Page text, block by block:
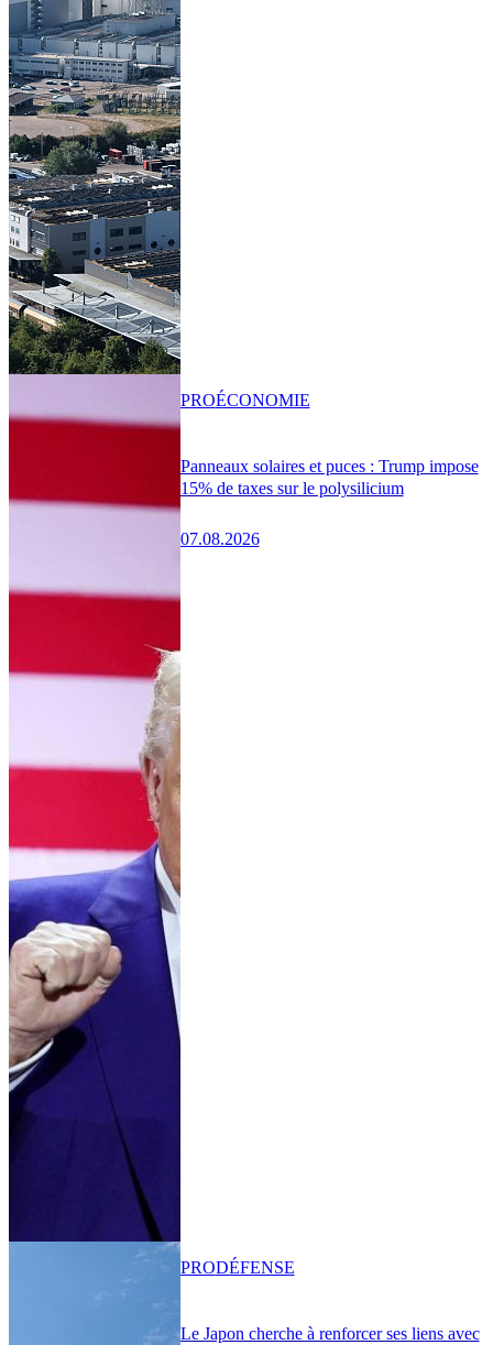
Panneaux solaires et puces : Trump impose
15% de taxes sur le polysilicium
07.08.2026
PROÉCONOMIE
Le Japon cherche à renforcer ses liens avec
PRODÉFENSE